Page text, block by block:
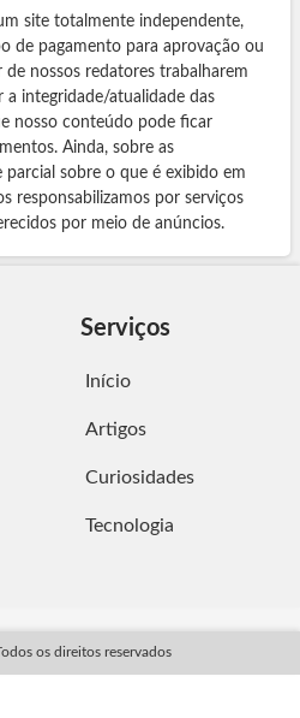
site totalmente independente,
de pagamento para aprovação ou
de nossos redatores trabalharem
integridade/atualidade das
nosso conteúdo pode ficar
Ainda, sobre as
sobre o que é exibido em
responsabilizamos por serviços
por meio de anúncios.
Serviços
Início
Artigos
Curiosidades
Tecnologia
os direitos reservados